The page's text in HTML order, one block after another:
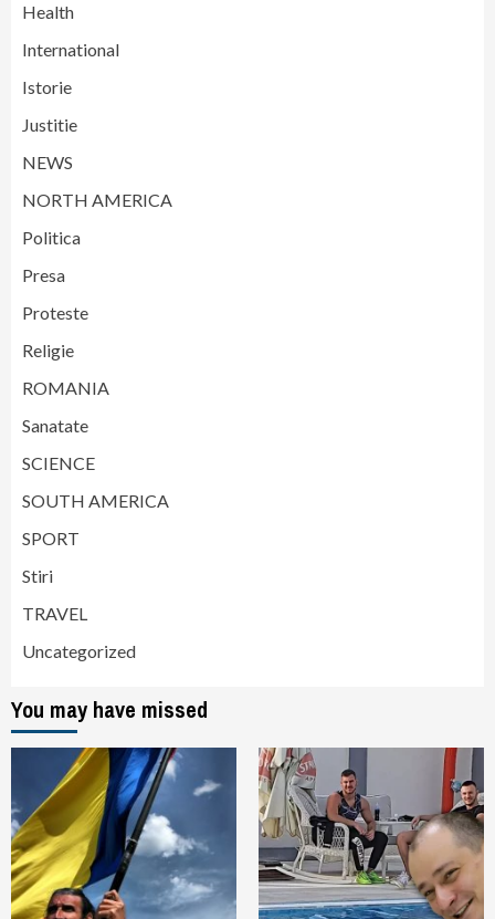
Health
International
Istorie
Justitie
NEWS
NORTH AMERICA
Politica
Presa
Proteste
Religie
ROMANIA
Sanatate
SCIENCE
SOUTH AMERICA
SPORT
Stiri
TRAVEL
Uncategorized
You may have missed